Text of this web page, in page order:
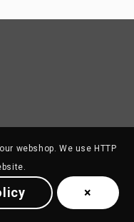
webshop. We use HTTP
×